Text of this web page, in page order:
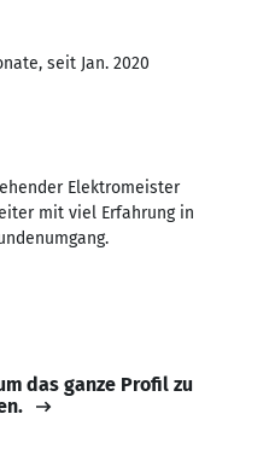
seit Jan. 2020
Elektromeister
mit viel Erfahrung in
das ganze Profil zu